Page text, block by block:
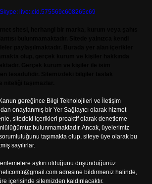
Skype: live:.cid.575569c608265c69
gereğince Bilgi Teknolojileri ve İletişim
onaylanmış bir Yer Sağlayıcı olarak hizmet
sitedeki içerikleri proaktif olarak denetleme
bulunmamaktadır. Ancak, üyelerimiz
taşımakta olup, siteye üye olarak bu
sayılırlar.
aykırı olduğunu düşündüğünüz
adresine bildirmeniz halinde,
içerisinde sitemizden kaldırılacaktır.